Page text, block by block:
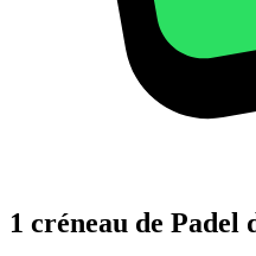
1 créneau de Padel